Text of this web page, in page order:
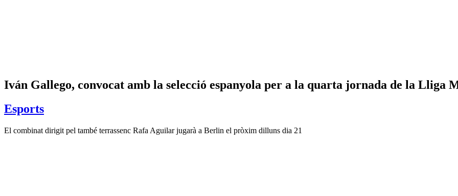
Iván Gallego, convocat amb la selecció espanyola per a la quarta jornada de la Lliga
Esports
El combinat dirigit pel també terrassenc Rafa Aguilar jugarà a Berlin el pròxim dilluns dia 21